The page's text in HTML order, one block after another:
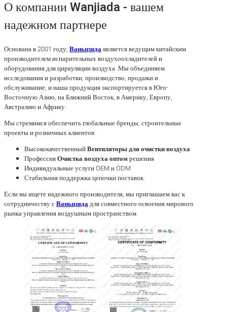
О компании Wanjiada - вашем
надежном партнере
Основана в 2001 году, Ваньцзядаявляется ведущим китайским
производителем испарительных воздухоохладителей и
оборудования для циркуляции воздуха. Мы объединяем
исследования и разработки, производство, продажи и
обслуживание, и наша продукция экспортируется в Юго-
Восточную Азию, на Ближний Восток, в Америку, Европу,
Австралию и Африку.
Мы стремимся обеспечить глобальные бренды, строительные
проекты и розничных клиентов:
ВысококачественныйВентиляторы для очистки воздуха
ПрофессияОчистка воздуха оптомрешения
Индивидуальные услуги OEM и ODM
Стабильная поддержка цепочки поставок
Если вы ищете надежного производителя, мы приглашаем вас к
сотрудничеству сВаньцзядадля совместного освоения мирового
рынка управления воздушным пространством.